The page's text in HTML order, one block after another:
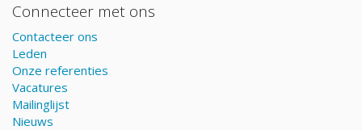
Connecteer met ons
Contacteer ons
Leden
Onze referenties
Vacatures
Mailinglijst
Nieuws